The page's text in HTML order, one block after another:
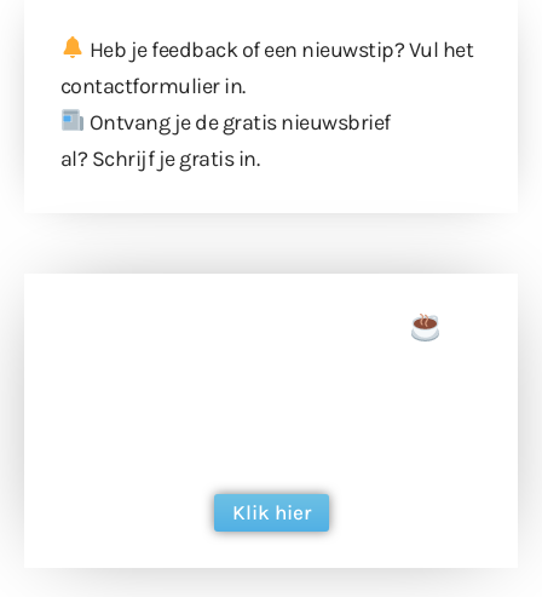
Heb je feedback of een nieuwstip? Vul het
contactformulierin.
Ontvang je de gratis nieuwsbrief
al? Schrijf je gratis in.
Klik hier